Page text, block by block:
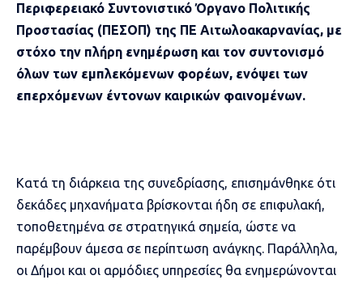
Περιφερειακό Συντονιστικό Όργανο Πολιτικής
Προστασίας (ΠΕΣΟΠ) της ΠΕ Αιτωλοακαρνανίας, με
στόχο την πλήρη ενημέρωση και τον συντονισμό
όλων των εμπλεκόμενων φορέων, ενόψει των
επερχόμενων έντονων καιρικών φαινομένων.
Κατά τη διάρκεια της συνεδρίασης, επισημάνθηκε ότι
δεκάδες μηχανήματα βρίσκονται ήδη σε επιφυλακή,
τοποθετημένα σε στρατηγικά σημεία, ώστε να
παρέμβουν άμεσα σε περίπτωση ανάγκης. Παράλληλα,
οι Δήμοι και οι αρμόδιες υπηρεσίες θα ενημερώνονται